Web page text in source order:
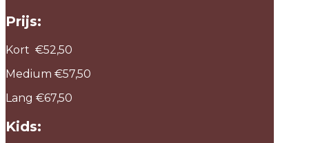
Prijs:
Kort €52,50
Medium €57,50
Lang €67,50
Kids: